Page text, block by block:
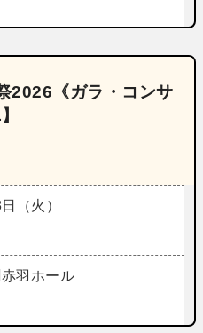
2026《ガラ・コンサ
（火）
羽ホール